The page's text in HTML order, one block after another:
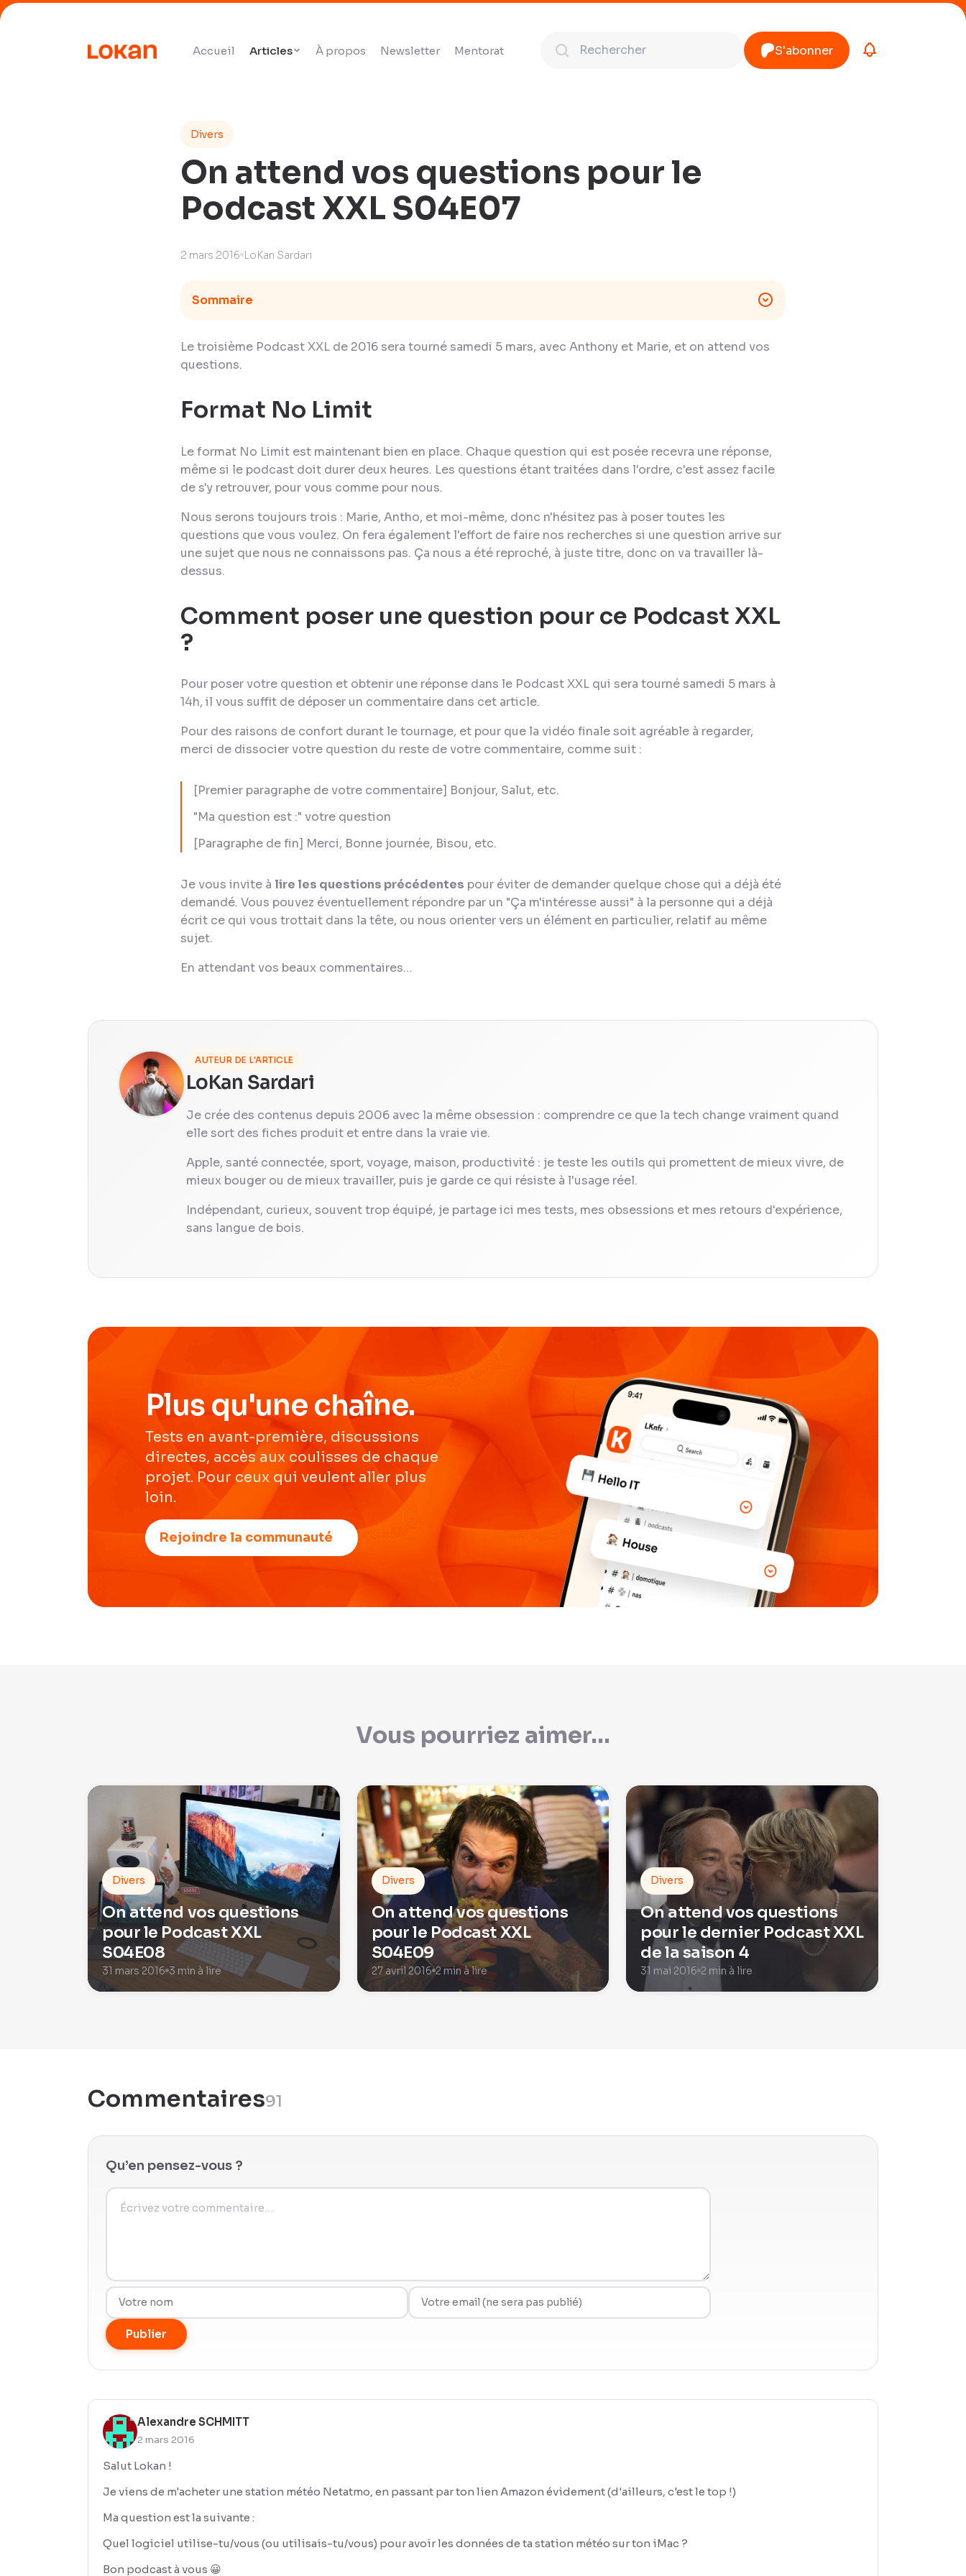
Accueil Articles À propos Newsletter Mentorat S'abonner
Divers
On attend vos questions pour le
Podcast XXL S04E07
2 mars 2016 LoKan Sardari
Sommaire
Le troisième Podcast XXL de 2016 sera tourné samedi 5 mars, avec Anthony et Marie, et on attend vos
questions.
Format No Limit
Le format No Limit est maintenant bien en place. Chaque question qui est posée recevra une réponse,
même si le podcast doit durer deux heures. Les questions étant traitées dans l'ordre, c'est assez facile
de s'y retrouver, pour vous comme pour nous.
Nous serons toujours trois : Marie, Antho, et moi-même, donc n'hésitez pas à poser toutes les
questions que vous voulez. On fera également l'effort de faire nos recherches si une question arrive sur
une sujet que nous ne connaissons pas. Ça nous a été reproché, à juste titre, donc on va travailler là-
dessus.
Comment poser une question pour ce Podcast XXL
?
Pour poser votre question et obtenir une réponse dans le Podcast XXL qui sera tourné samedi 5 mars à
14h, il vous suffit de déposer un commentaire dans cet article.
Pour des raisons de confort durant le tournage, et pour que la vidéo finale soit agréable à regarder,
merci de dissocier votre question du reste de votre commentaire, comme suit :
[Premier paragraphe de votre commentaire] Bonjour, Salut, etc.
"Ma question est :" votre question
[Paragraphe de fin] Merci, Bonne journée, Bisou, etc.
Je vous invite à lire les questions précédentes pour éviter de demander quelque chose qui a déjà été
demandé. Vous pouvez éventuellement répondre par un "Ça m'intéresse aussi" à la personne qui a déjà
écrit ce qui vous trottait dans la tête, ou nous orienter vers un élément en particulier, relatif au même
sujet.
En attendant vos beaux commentaires…
AUTEUR DE L'ARTICLE
LoKan Sardari
Je crée des contenus depuis 2006 avec la même obsession : comprendre ce que la tech change vraiment quand
elle sort des fiches produit et entre dans la vraie vie.
Apple, santé connectée, sport, voyage, maison, productivité : je teste les outils qui promettent de mieux vivre, de
mieux bouger ou de mieux travailler, puis je garde ce qui résiste à l'usage réel.
Indépendant, curieux, souvent trop équipé, je partage ici mes tests, mes obsessions et mes retours d'expérience,
sans langue de bois.
Plus qu'une chaîne.
Tests en avant-première, discussions
directes, accès aux coulisses de chaque
projet. Pour ceux qui veulent aller plus
loin.
Rejoindre la communauté
Vous pourriez aimer...
Divers
On attend vos questions
pour le Podcast XXL
S04E08
31 mars 2016 3 min à lire
Divers
On attend vos questions
pour le Podcast XXL
S04E09
27 avril 2016 2 min à lire
Divers
On attend vos questions
pour le dernier Podcast XXL
de la saison 4
31 mai 2016 2 min à lire
Commentaires91
Qu’en pensez-vous ?
Publier
Alexandre SCHMITT
2 mars 2016
Salut Lokan !
Je viens de m'acheter une station météo Netatmo, en passant par ton lien Amazon évidement (d'ailleurs, c'est le top !)
Ma question est la suivante :
Quel logiciel utilise-tu/vous (ou utilisais-tu/vous) pour avoir les données de ta station météo sur ton iMac ?
Bon podcast à vous 😀